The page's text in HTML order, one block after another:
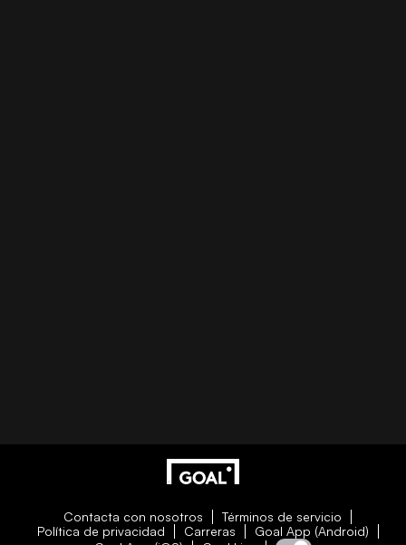
Contacta con nosotros
Términos de servicio
Política de privacidad
Carreras
Goal App (Android)